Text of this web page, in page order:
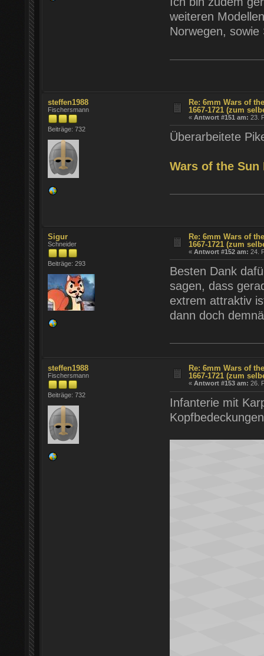
weiteren
Norwegen,
steffen1988
Fischersmann
Beiträge: 732
Re: 6mm Wars of
1667-1721 (zum
«Antwort #151 am: 23.
Überarbeitete
Wars of the Sun
Sigur
Schneider
Beiträge: 293
Re: 6mm Wars of
1667-1721 (zum
«Antwort #152 am: 24.
Besten Dank
sagen, dass
extrem attraktiv
dann doch
steffen1988
Fischersmann
Beiträge: 732
Re: 6mm Wars of
1667-1721 (zum
«Antwort #153 am: 26.
Infanterie mit